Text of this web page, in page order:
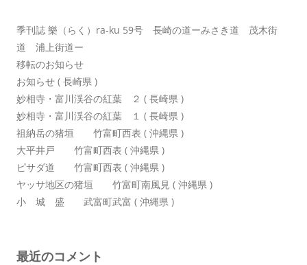
季刊誌 樂（らく）ra-ku 59号 長崎の道ーみさき道 茂木街
道 浦上街道ー
移転のお知らせ
お知らせ ( 長崎県 )
妙相寺・富川渓谷の紅葉 ２ ( 長崎県 )
妙相寺・富川渓谷の紅葉 １ ( 長崎県 )
祖納岳の猪垣 竹富町西表 ( 沖縄県 )
大平井戸 竹富町西表 ( 沖縄県 )
ピサダ道 竹富町西表 ( 沖縄県 )
ヤッサ地区の猪垣 竹富町南風見 ( 沖縄県 )
小 城 盛 武富町武富 ( 沖縄県 )
最近のコメント